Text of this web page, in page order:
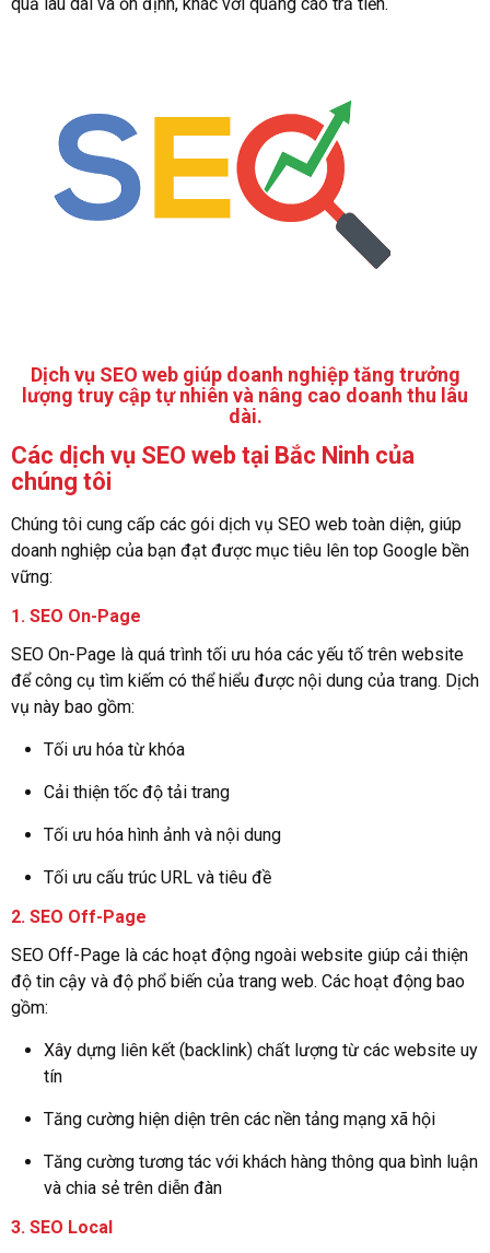
Dịch vụ SEO web giúp doanh nghiệp tăng trưởng
lượng truy cập tự nhiên và nâng cao doanh thu lâu
dài.
Các dịch vụ SEO web tại Bắc Ninh của
chúng tôi
Chúng tôi cung cấp các gói dịch vụ SEO web toàn diện, giúp
doanh nghiệp của bạn đạt được mục tiêu lên top Google bền
vững:
1. SEO On-Page
SEO On-Page là quá trình tối ưu hóa các yếu tố trên website
để công cụ tìm kiếm có thể hiểu được nội dung của trang. Dịch
vụ này bao gồm:
Tối ưu hóa từ khóa
Cải thiện tốc độ tải trang
Tối ưu hóa hình ảnh và nội dung
Tối ưu cấu trúc URL và tiêu đề
2. SEO Off-Page
SEO Off-Page là các hoạt động ngoài website giúp cải thiện
độ tin cậy và độ phổ biến của trang web. Các hoạt động bao
gồm:
Xây dựng liên kết (backlink) chất lượng từ các website uy
tín
Tăng cường hiện diện trên các nền tảng mạng xã hội
Tăng cường tương tác với khách hàng thông qua bình luận
và chia sẻ trên diễn đàn
3. SEO Local